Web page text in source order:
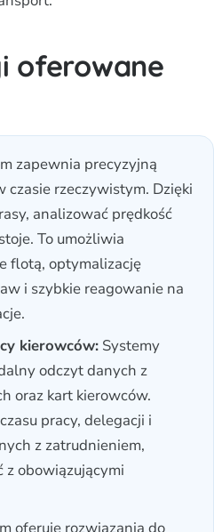
oferowane
zapewnia precyzyjną
czasie rzeczywistym. Dzięki
analizować prędkość
To umożliwia
flotą, optymalizację
i szybkie reagowanie na
kierowców: Systemy
odczyt danych z
oraz kart kierowców.
pracy, delegacji i
z zatrudnieniem,
z obowiązującymi
oferuje rozwiązania do